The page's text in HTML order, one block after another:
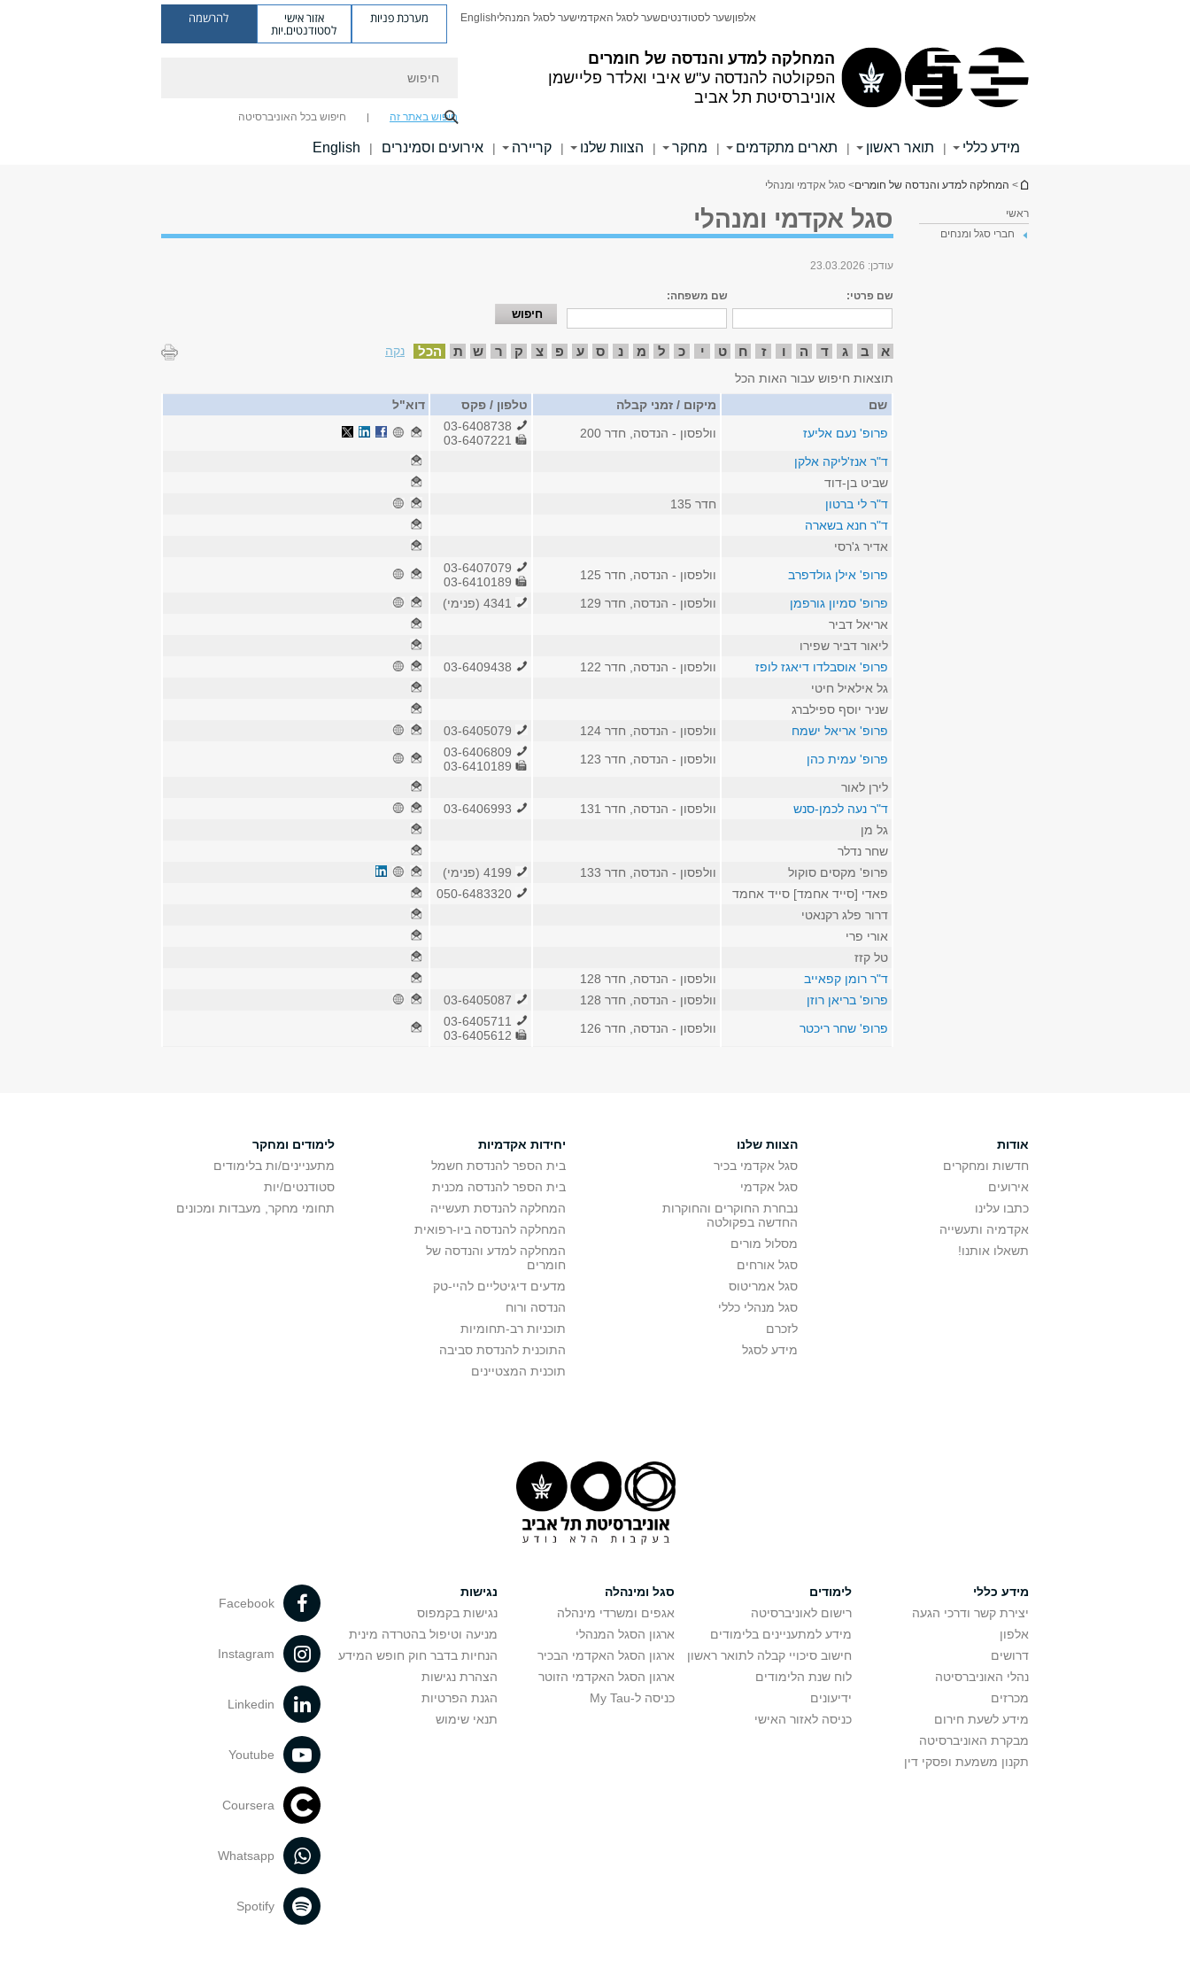
המחלקה למדע והנדסה של חומרים
הפקולטה להנדסה ע"ש איבי ואלדר פליישמן
אוניברסיטת תל אביב
אלפוןשער לסטודנטיםשער לסגל האקדמישער לסגל המנהליEnglish מערכת פניות אזור אישי
לסטודנטים.יות
להרשמה
חיפוש באתר זה חיפוש בכל האוניברסיטה
מידע כללי | תואר ראשון | תארים מתקדמים | מחקר | הצוות שלנו | קריירה | אירועים וסמינרים |
English
הינך נמצא כאן
> המחלקה למדע והנדסה של חומרים> סגל אקדמי ומנהלי
ראשי
חברי סגל ומנחים
סגל אקדמי ומנהלי
עודכן: 23.03.2026
שם פרטי: שם משפחה:
א ב ג ד ה ו ז ח ט י כ ל מ נ ס ע פ צ ק ר ש ת הכל
נקה
תוצאות חיפוש עבור האות הכל
שם
מיקום / זמני קבלה טלפון / פקס
דוא"ל
פרופ' נעם אליעז
וולפסון - הנדסה, חדר 200
ד"ר אנז'ליקה אלקן
שביט בן-דוד
ד"ר לי ברטון
חדר 135
ד"ר חנא בשארה
אדיר ג'רסי
פרופ' אילן גולדפרב
וולפסון - הנדסה, חדר 125
פרופ' סמיון גורפמן
וולפסון - הנדסה, חדר 129
אריאל דביר
ליאור דביר שפירו
פרופ' אוסבלדו דיאגז לופז
וולפסון - הנדסה, חדר 122
גל אילאיל חיטי
שניר יוסף ספילברג
פרופ' אריאל ישמח
וולפסון - הנדסה, חדר 124
פרופ' עמית כהן
וולפסון - הנדסה, חדר 123
לירן לאור
ד"ר נעה לכמן-סנש
וולפסון - הנדסה, חדר 131
גל מן
שחר נדלר
פרופ' מקסים סוקול
וולפסון - הנדסה, חדר 133
פאדי [סייד אחמד] סייד אחמד
דרור פלג רקנאטי
אורי פרי
טל קזז
ד"ר רומן קפאייב
וולפסון - הנדסה, חדר 128
פרופ' בריאן רוזן
וולפסון - הנדסה, חדר 128
פרופ' שחר ריכטר
וולפסון - הנדסה, חדר 126
אודות
חדשות ומחקרים
אירועים
כתבו עלינו
אקדמיה ותעשייה
תשאלו אותנו!
הצוות שלנו
סגל אקדמי בכיר
סגל אקדמי
נבחרת החוקרים והחוקרות
החדשה בפקולטה
מסלול מורים
סגל אורחים
סגל אמריטוס
סגל מנהלי כללי
לזכרם
מידע לסגל
יחידות אקדמיות
בית הספר להנדסת חשמל
בית הספר להנדסה מכנית
המחלקה להנדסת תעשייה
המחלקה להנדסה ביו-רפואית
המחלקה למדע והנדסה של
חומרים
מדעים דיגיטליים להיי-טק
הנדסה ורוח
תוכניות רב-תחומיות
התוכנית להנדסת סביבה
תוכנית המצטיינים
לימודים ומחקר
מתעניינים/ות בלימודים
סטודנטים/יות
תחומי מחקר, מעבדות ומכונים
מידע כללי
יצירת קשר ודרכי הגעה
אלפון
דרושים
נהלי האוניברסיטה
מכרזים
מידע לשעת חירום
מבקרת האוניברסיטה
תקנון משמעת ופסקי דין
לימודים
רישום לאוניברסיטה
מידע למתעניינים בלימודים
חישוב סיכויי קבלה לתואר ראשון
לוח שנת הלימודים
ידיעונים
כניסה לאזור האישי
סגל ומינהלה
אגפים ומשרדי מינהלה
ארגון הסגל המנהלי
ארגון הסגל האקדמי הבכיר
ארגון הסגל האקדמי הזוטר
כניסה ל-My Tau
נגישות
נגישות בקמפוס
מניעה וטיפול בהטרדה מינית
הנחיות בדבר חוק חופש המידע
הצהרת נגישות
הגנת הפרטיות
תנאי שימוש
Facebook
Instagram
Linkedin
Youtube
Coursera
Whatsapp
Spotify